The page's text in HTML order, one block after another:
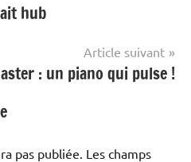
hub
Article suivant
: un piano qui pulse !
pas publiée. Les champs